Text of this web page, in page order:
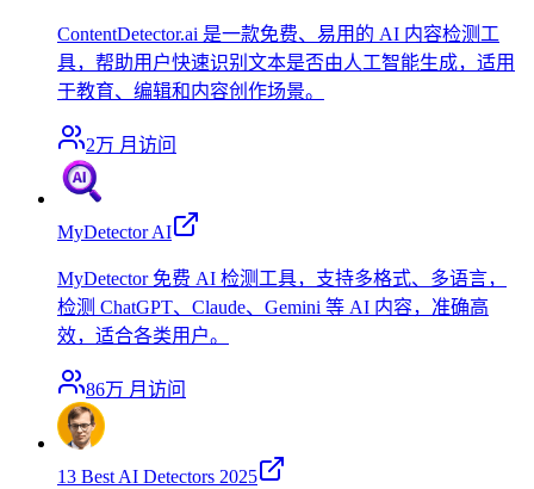
ContentDetector.ai 是一款免费、易用的 AI 内容检测工
具，帮助用户快速识别文本是否由人工智能生成，适用
于教育、编辑和内容创作场景。
2万 月访问
MyDetector AI
MyDetector 免费 AI 检测工具，支持多格式、多语言，
检测 ChatGPT、Claude、Gemini 等 AI 内容，准确高
效，适合各类用户。
86万 月访问
13 Best AI Detectors 2025